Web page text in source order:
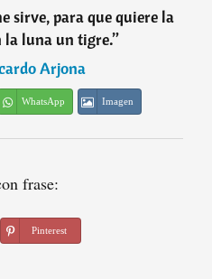
sirve, para que quiere la
la luna un tigre.”
Arjona
WhatsApp Imagen
frase:
Pinterest